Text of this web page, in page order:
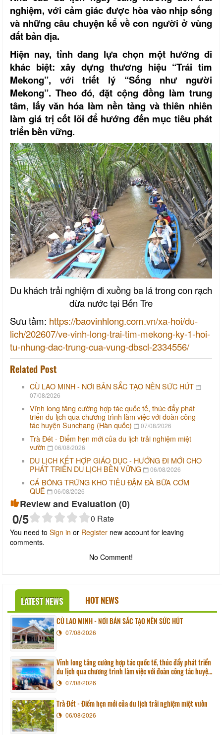
nghiệm, với cảm giác được hòa vào nhịp sống
và những câu chuyện kể về con người ở vùng
đất bản địa.
Hiện nay, tỉnh đang lựa chọn một hướng đi
khác biệt: xây dựng thương hiệu “Trái tim
Mekong”, với triết lý “Sống như người
Mekong”. Theo đó, đặt cộng đồng làm trung
tâm, lấy văn hóa làm nền tảng và thiên nhiên
làm giá trị cốt lõi để hướng đến mục tiêu phát
triển bền vững.
Du khách trải nghiệm đi xuồng ba lá trong con rạch
dừa nước tại Bến Tre
Sưu tầm: https://baovinhlong.com.vn/xa-hoi/du-
lich/202607/ve-vinh-long-trai-tim-mekong-ky-1-hoi-
tu-nhung-dac-trung-cua-vung-dbscl-2334556/
Related Post
CÙ LAO MINH - NƠI BẢN SẮC TẠO NÊN SỨC HÚT
07/08/2026
Vĩnh long tăng cường hợp tác quốc tế, thúc đẩy phát
triển du lịch qua chương trình làm việc với đoàn công
tác huyện Sunchang (Hàn quốc)
07/08/2026
Trà Đét - Điểm hẹn mới của du lịch trải nghiệm miệt
vườn
06/08/2026
DU LỊCH KẾT HỢP GIÁO DỤC - HƯỚNG ĐI MỚI CHO
PHÁT TRIỂN DU LỊCH BỀN VỮNG
06/08/2026
CÁ BÓNG TRỨNG KHO TIÊU ĐẬM ĐÀ BỮA CƠM
QUÊ
06/08/2026
Review and Evaluation (0)
0/5 0 Rate
You need to Sign in or Register new account for leaving
comments.
No Comment!
LATEST NEWS HOT NEWS
CÙ LAO MINH - NƠI BẢN SẮC TẠO NÊN SỨC HÚT
07/08/2026
Vĩnh long tăng cường hợp tác quốc tế, thúc đẩy phát triển
du lịch qua chương trình làm việc với đoàn công tác huyện
Sunchang (Hàn quốc)
07/08/2026
Trà Đét - Điểm hẹn mới của du lịch trải nghiệm miệt vườn
06/08/2026